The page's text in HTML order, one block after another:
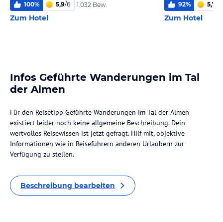
100% 5,9/6 1.032 Bew.
Zum Hotel
92% 5,7
Zum Hotel
Infos Geführte Wanderungen im Tal
der Almen
Für den Reisetipp Geführte Wanderungen im Tal der Almen
existiert leider noch keine allgemeine Beschreibung. Dein
wertvolles Reisewissen ist jetzt gefragt. Hilf mit, objektive
Informationen wie in Reiseführern anderen Urlaubern zur
Verfügung zu stellen.
Beschreibung bearbeiten